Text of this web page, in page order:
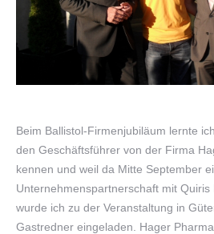
Beim Ballistol-Firmenjubiläum lernte
den Geschäftsführer von der Firma
kennen und weil da Mitte September
Unternehmenspartnerschaft mit Quiris
wurde ich zu der Veranstaltung in
Gastredner eingeladen. Hager